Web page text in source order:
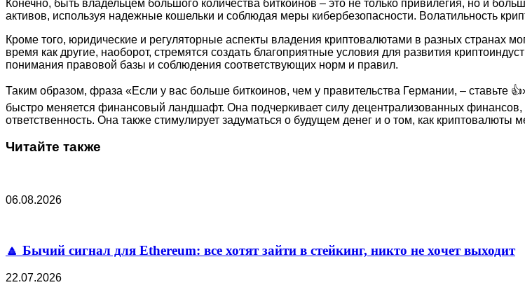
Конечно, быть владельцем большого количества биткоинов – это не только привилегия, но и
активов, используя надежные кошельки и соблюдая меры кибербезопасности. Волатильность
Кроме того, юридические и регуляторные аспекты владения криптовалютами в разных странах
время как другие, наоборот, стремятся создать благоприятные условия для развития
понимания правовой базы и соблюдения соответствующих норм и правил.
Таким образом, фраза «Если у вас больше биткоинов, чем у правительства Германии, – ставьте
быстро меняется финансовый ландшафт. Она подчеркивает силу децентрализованных
ответственность. Она также стимулирует задуматься о будущем денег и о том, как
Читайте также
06.08.2026
🔼 Бычий сигнал для Ethereum: все хотят зайти в стейкинг, никто не хочет выходит
22.07.2026